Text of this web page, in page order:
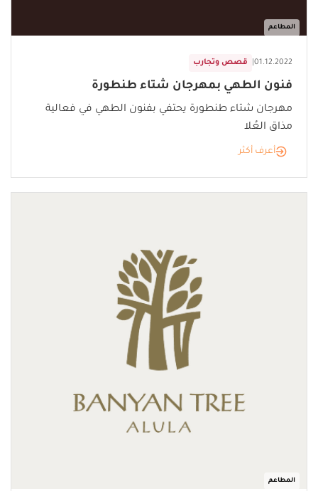
المطاعم
قصص وتجارب 01.12.2022
فنون الطهي بمهرجان شتاء طنطورة
مهرجان شتاء طنطورة يحتفي بفنون الطهي في فعالية
مذاق العُلا
أعرف أكثر
المطاعم